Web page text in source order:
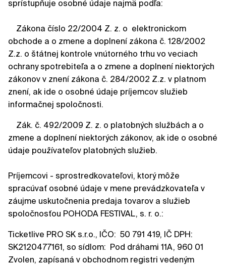
sprístupňuje osobné údaje najmä podľa:
Zákona číslo 22/2004 Z. z. o elektronickom
obchode a o zmene a doplnení zákona č. 128/2002
Z.z. o štátnej kontrole vnútorného trhu vo veciach
ochrany spotrebiteľa a o zmene a doplnení niektorých
zákonov v znení zákona č. 284/2002 Z.z. v platnom
znení, ak ide o osobné údaje príjemcov služieb
informačnej spoločnosti.
Zák. č. 492/2009 Z. z. o platobných službách a o
zmene a doplnení niektorých zákonov, ak ide o osobné
údaje používateľov platobných služieb.
Príjemcovi - sprostredkovateľovi, ktorý môže
spracúvať osobné údaje v mene prevádzkovateľa v
záujme uskutočnenia predaja tovarov a služieb
spoločnosťou POHODA FESTIVAL, s. r. o.:
Ticketlive PRO SK s.r.o., IČO: 50 791 419, IČ DPH:
SK2120477161, so sídlom: Pod dráhami 11A, 960 01
Zvolen, zapísaná v obchodnom registri vedeným